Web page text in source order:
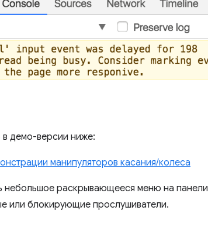
в демо-версии ниже:
манипуляторов касания/колеса
небольшое раскрывающееся меню на панели
или блокирующие прослушиватели.